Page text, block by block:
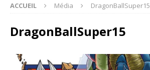
ACCUEIL Média DragonBallSuper15
DragonBallSuper15